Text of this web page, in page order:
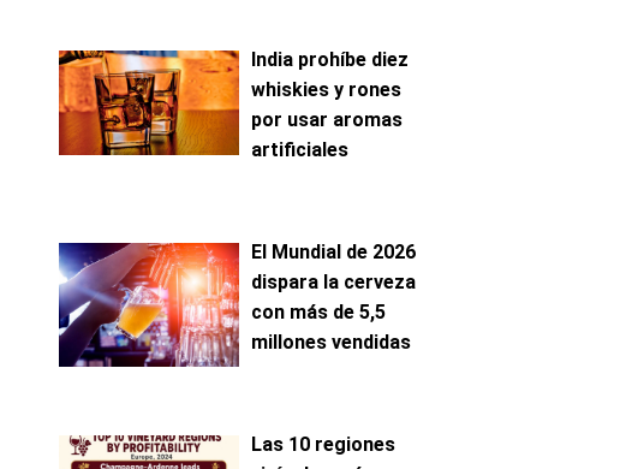
India prohíbe diez
whiskies y rones
por usar aromas
artificiales
El Mundial de 2026
dispara la cerveza
con más de 5,5
millones vendidas
Las 10 regiones